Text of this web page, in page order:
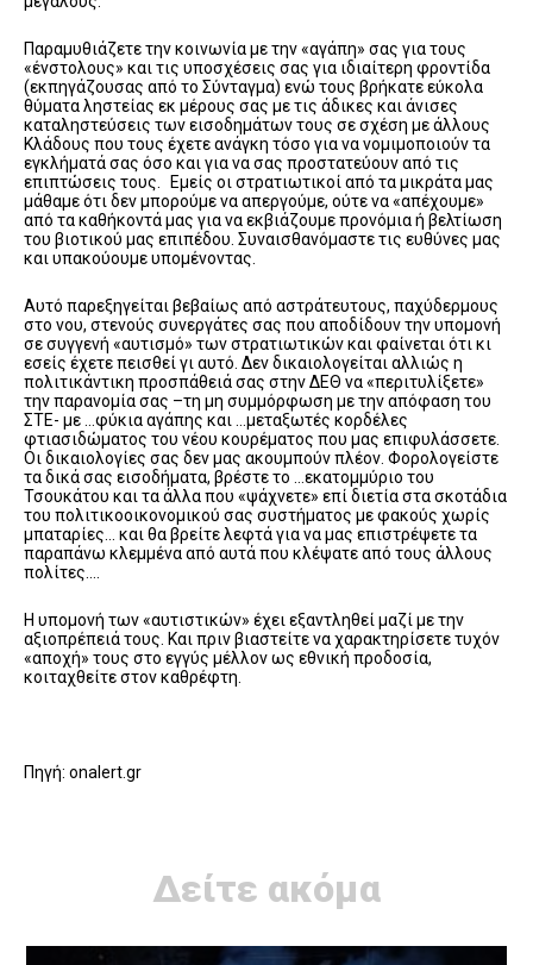
Παραμυθιάζετε την κοινωνία με την «αγάπη» σας για τους
«ένστολους» και τις υποσχέσεις σας για ιδιαίτερη φροντίδα
(εκπηγάζουσας από το Σύνταγμα) ενώ τους βρήκατε εύκολα
θύματα ληστείας εκ μέρους σας με τις άδικες και άνισες
καταληστεύσεις των εισοδημάτων τους σε σχέση με άλλους
Κλάδους που τους έχετε ανάγκη τόσο για να νομιμοποιούν τα
εγκλήματά σας όσο και για να σας προστατεύουν από τις
επιπτώσεις τους. Εμείς οι στρατιωτικοί από τα μικράτα μας
μάθαμε ότι δεν μπορούμε να απεργούμε, ούτε να «απέχουμε»
από τα καθήκοντά μας για να εκβιάζουμε προνόμια ή βελτίωση
του βιοτικού μας επιπέδου. Συναισθανόμαστε τις ευθύνες μας
και υπακούουμε υπομένοντας.
Αυτό παρεξηγείται βεβαίως από αστράτευτους, παχύδερμους
στο νου, στενούς συνεργάτες σας που αποδίδουν την υπομονή
σε συγγενή «αυτισμό» των στρατιωτικών και φαίνεται ότι κι
εσείς έχετε πεισθεί γι αυτό. Δεν δικαιολογείται αλλιώς η
πολιτικάντικη προσπάθειά σας στην ΔΕΘ να «περιτυλίξετε»
την παρανομία σας –τη μη συμμόρφωση με την απόφαση του
ΣΤΕ- με …φύκια αγάπης και …μεταξωτές κορδέλες
φτιασιδώματος του νέου κουρέματος που μας επιφυλάσσετε.
Οι δικαιολογίες σας δεν μας ακουμπούν πλέον. Φορολογείστε
τα δικά σας εισοδήματα, βρέστε το …εκατομμύριο του
Τσουκάτου και τα άλλα που «ψάχνετε» επί διετία στα σκοτάδια
του πολιτικοοικονομικού σας συστήματος με φακούς χωρίς
μπαταρίες… και θα βρείτε λεφτά για να μας επιστρέψετε τα
παραπάνω κλεμμένα από αυτά που κλέψατε από τους άλλους
πολίτες….
Η υπομονή των «αυτιστικών» έχει εξαντληθεί μαζί με την
αξιοπρέπειά τους. Και πριν βιαστείτε να χαρακτηρίσετε τυχόν
«αποχή» τους στο εγγύς μέλλον ως εθνική προδοσία,
κοιταχθείτε στον καθρέφτη.
Πηγή: onalert.gr
Δείτε ακόμα